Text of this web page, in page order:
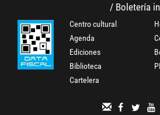
/ Boletería
Centro cultural
Agenda
Ediciones
Biblioteca
Cartelera